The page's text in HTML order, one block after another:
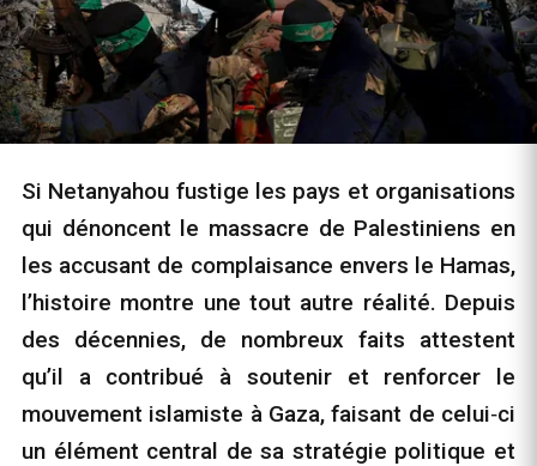
Si Netanyahou fustige les pays et organisations
qui dénoncent le massacre de Palestiniens en
les accusant de complaisance envers le Hamas,
l’histoire montre une tout autre réalité. Depuis
des décennies, de nombreux faits attestent
qu’il a contribué à soutenir et renforcer le
mouvement islamiste à Gaza, faisant de celui‑ci
un élément central de sa stratégie politique et